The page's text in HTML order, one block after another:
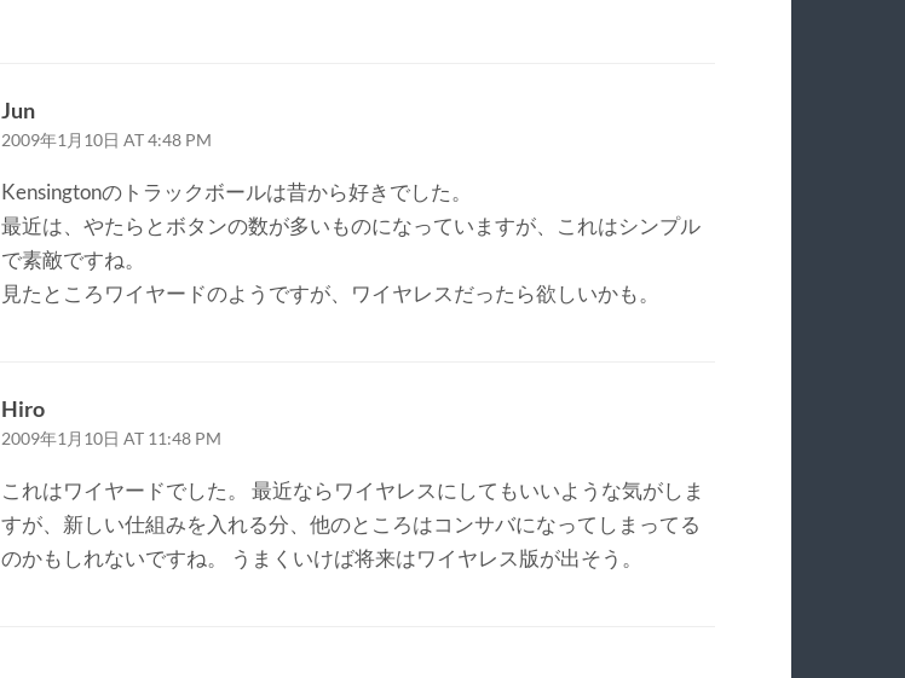
Jun
2009年1月10日 AT 4:48 PM
Kensingtonのトラックボールは昔から好きでした。
最近は、やたらとボタンの数が多いものになっていますが、これはシンプル
で素敵ですね。
見たところワイヤードのようですが、ワイヤレスだったら欲しいかも。
Hiro
2009年1月10日 AT 11:48 PM
これはワイヤードでした。 最近ならワイヤレスにしてもいいような気がしま
すが、新しい仕組みを入れる分、他のところはコンサバになってしまってる
のかもしれないですね。 うまくいけば将来はワイヤレス版が出そう。